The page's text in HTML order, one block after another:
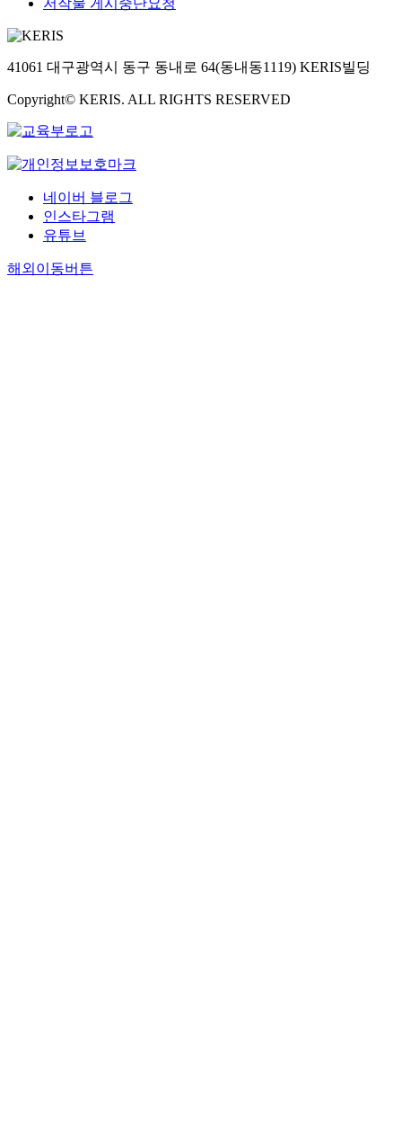
저작물 게시중단요청
41061 대구광역시 동구 동내로 64(동내동1119) KERIS빌딩
Copyright© KERIS. ALL RIGHTS RESERVED
네이버 블로그
인스타그램
유튜브
해외이동버튼